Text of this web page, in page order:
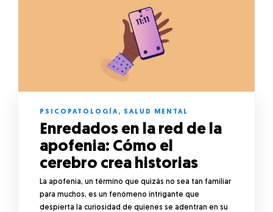
PSICOPATOLOGÍA, SALUD MENTAL
Enredados en la red de la
apofenia: Cómo el
cerebro crea historias
La apofenia, un término que quizás no sea tan familiar
para muchos, es un fenómeno intrigante que
despierta la curiosidad de quienes se adentran en su